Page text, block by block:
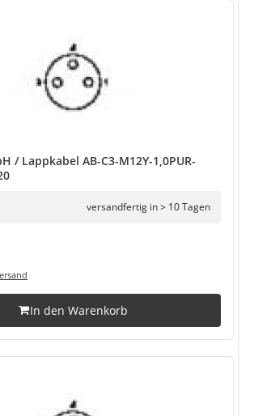
/ Lappkabel AB-C3-M12Y-1,0PUR-
versandfertig in > 10 Tagen
In den Warenkorb